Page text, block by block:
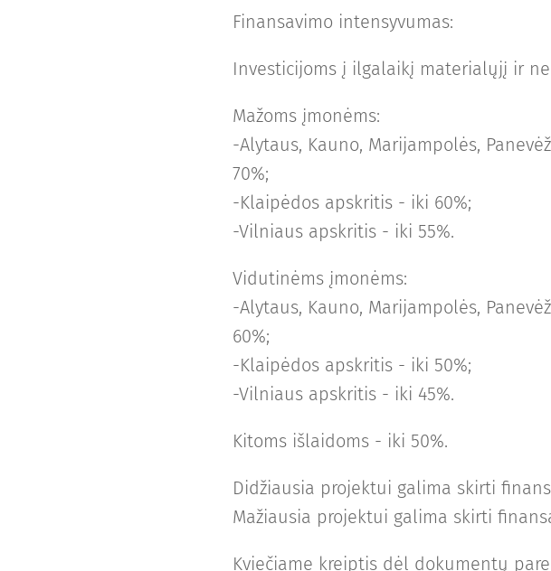
Finansavimo intensyvumas:
Investicijoms į ilgalaikį materialųjį ir
Mažoms įmonėms:
-Alytaus, Kauno, Marijampolės,
70%;
-Klaipėdos apskritis - iki 60%;
-Vilniaus apskritis - iki 55%.
Vidutinėms įmonėms:
-Alytaus, Kauno, Marijampolės,
60%;
-Klaipėdos apskritis - iki 50%;
-Vilniaus apskritis - iki 45%.
Kitoms išlaidoms - iki 50%.
Didžiausia projektui galima skirti
Mažiausia projektui galima skirti
Kviečiame kreiptis dėl dokumentų